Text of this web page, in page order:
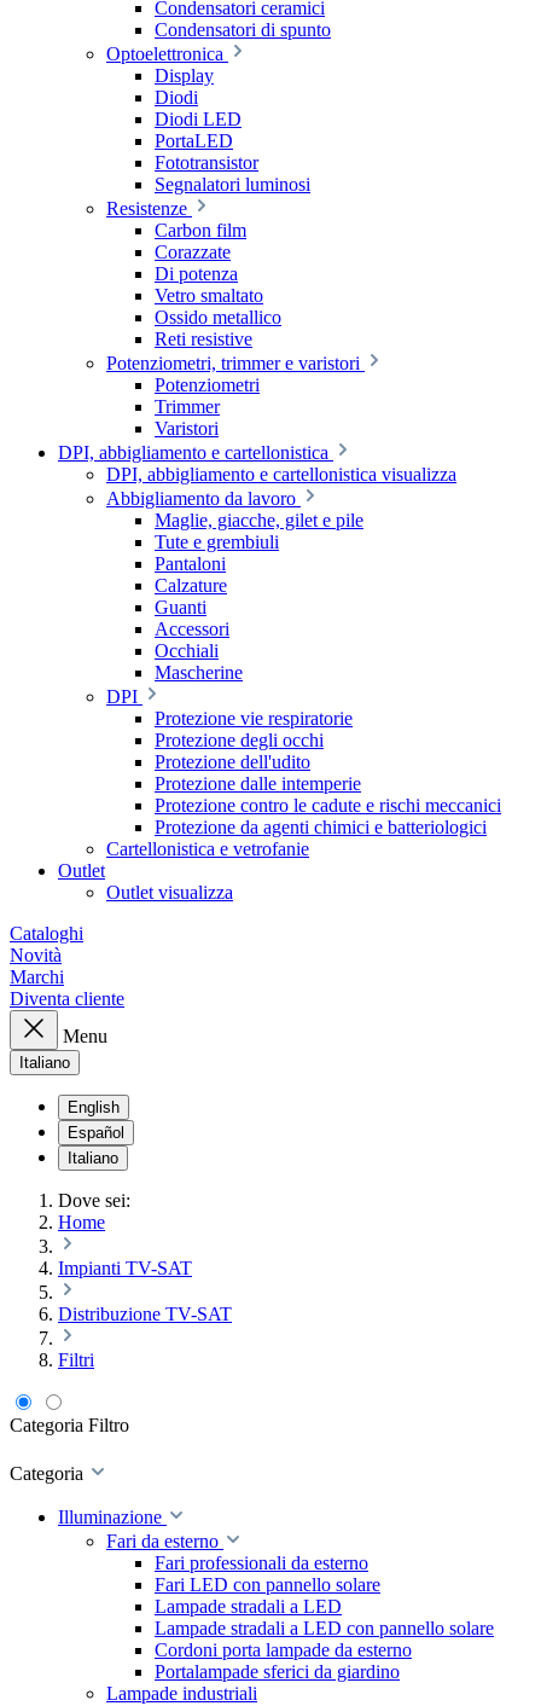
Condensatori ceramici
Condensatori di spunto
Optoelettronica
Display
Diodi
Diodi LED
PortaLED
Fototransistor
Segnalatori luminosi
Resistenze
Carbon film
Corazzate
Di potenza
Vetro smaltato
Ossido metallico
Reti resistive
Potenziometri, trimmer e varistori
Potenziometri
Trimmer
Varistori
DPI, abbigliamento e cartellonistica
DPI, abbigliamento e cartellonistica visualizza
Abbigliamento da lavoro
Maglie, giacche, gilet e pile
Tute e grembiuli
Pantaloni
Calzature
Guanti
Accessori
Occhiali
Mascherine
DPI
Protezione vie respiratorie
Protezione degli occhi
Protezione dell'udito
Protezione dalle intemperie
Protezione contro le cadute e rischi meccanici
Protezione da agenti chimici e batteriologici
Cartellonistica e vetrofanie
Outlet
Outlet visualizza
Cataloghi
Novità
Marchi
Diventa cliente
Menu
Italiano
English
Español
Italiano
Dove sei:
Home
Impianti TV-SAT
Distribuzione TV-SAT
Filtri
Categoria Filtro
Categoria
Illuminazione
Fari da esterno
Fari professionali da esterno
Fari LED con pannello solare
Lampade stradali a LED
Lampade stradali a LED con pannello solare
Cordoni porta lampade da esterno
Portalampade sferici da giardino
Lampade industriali